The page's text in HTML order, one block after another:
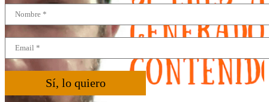
Sí, lo quiero